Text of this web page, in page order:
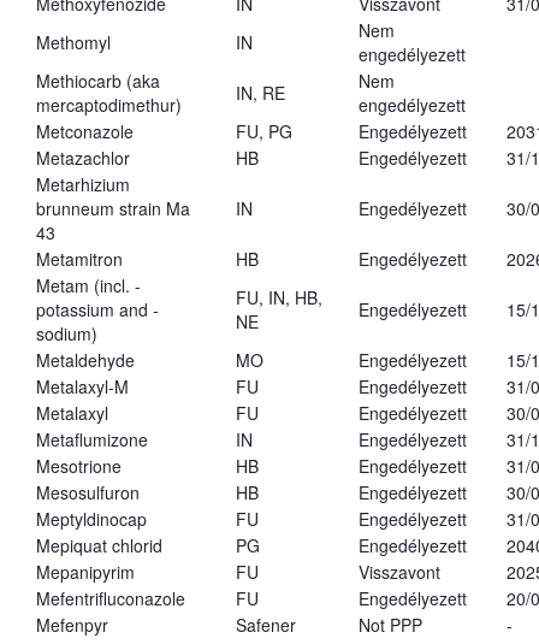
Methomyl
IN
Nem
engedélyezett
Methiocarb (aka
mercaptodimethur)
IN, RE
Nem
engedélyezett
Metconazole
FU, PG Engedélyezett
Metazachlor
HB Engedélyezett
31/
Metarhizium
brunneum strain Ma
43
IN Engedélyezett 30/
Metamitron HB Engedélyezett
Metam (incl. -
potassium and -
sodium)
FU, IN, HB,
NE
Engedélyezett 15/
Metaldehyde MO Engedélyezett
15/
Metalaxyl-M
FU Engedélyezett
31/
Metalaxyl
FU Engedélyezett
30/
Metaflumizone
IN Engedélyezett
31/
Mesotrione
HB Engedélyezett
31/
Mesosulfuron
HB Engedélyezett
30/
Meptyldinocap
FU Engedélyezett
31/
Mepiquat chlorid
PG Engedélyezett
Mepanipyrim
FU Visszavont
Mefentrifluconazole
FU Engedélyezett
20/
Mefenpyr
Safener Not PPP
-